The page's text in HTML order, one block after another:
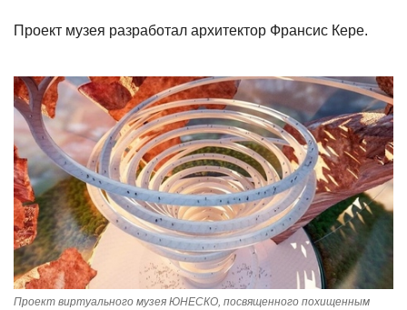
Проект музея разработал архитектор Франсис Кере.
Проект виртуального музея ЮНЕСКО, посвященного похищенным